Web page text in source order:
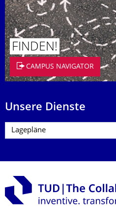
FINDEN!
CAMPUS NAVIGATOR
Unsere Dienste